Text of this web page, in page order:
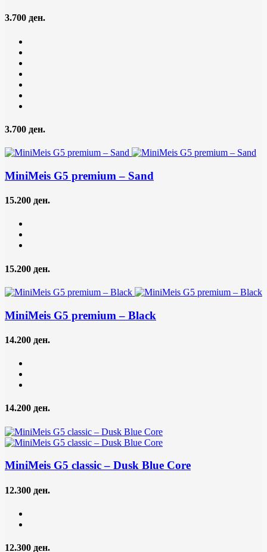
3.700 ден.
3.700 ден.
MiniMeis G5 premium– Sand
15.200 ден.
15.200 ден.
MiniMeis G5 premium– Black
14.200 ден.
14.200 ден.
MiniMeis G5 classic– Dusk Blue Core
12.300 ден.
12.300 ден.